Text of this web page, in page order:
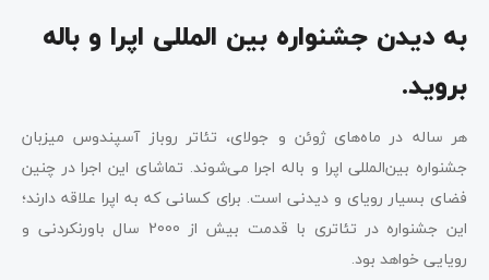
به دیدن جشنواره بین المللی اپرا و باله
بروید.
هر ساله در ماه‌های ژوئن و جولای، تئاتر روباز آسپندوس میزبان
جشنواره بین‌المللی اپرا و باله اجرا می‌شوند. تماشای این اجرا در چنین
فضای بسیار رویای و دیدنی است. برای کسانی که به اپرا علاقه دارند؛
این جشنواره در تئاتری با قدمت بیش از 2000 سال باورنکردنی و
رویایی خواهد بود.